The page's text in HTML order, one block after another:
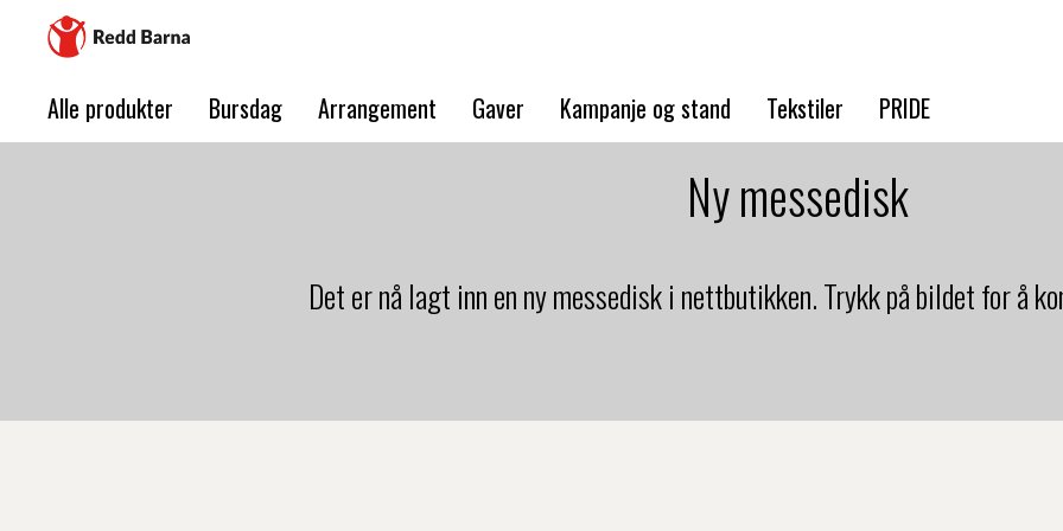
Alle produkter Bursdag Arrangement Gaver Kampanje og stand Tekstiler PRIDE
Ny messedisk
Det er nå lagt inn en ny messedisk i nettbutikken. Trykk på bildet for å